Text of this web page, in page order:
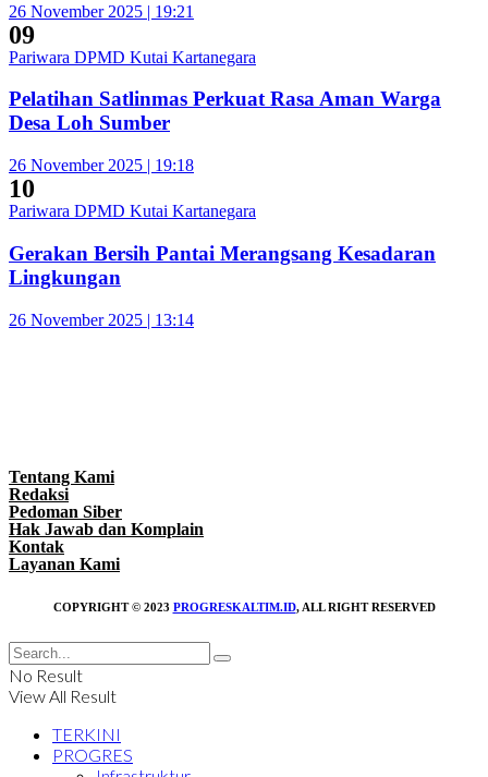
26 November 2025 | 19:21
09
Pariwara DPMD Kutai Kartanegara
Pelatihan Satlinmas Perkuat Rasa Aman Warga
Desa Loh Sumber
26 November 2025 | 19:18
10
Pariwara DPMD Kutai Kartanegara
Gerakan Bersih Pantai Merangsang Kesadaran
Lingkungan
26 November 2025 | 13:14
Tentang Kami
Redaksi
Pedoman Siber
Hak Jawab dan Komplain
Kontak
Layanan Kami
COPYRIGHT © 2023 PROGRESKALTIM.ID, ALL RIGHT RESERVED
No Result
View All Result
TERKINI
PROGRES